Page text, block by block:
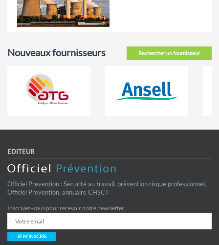
Rechercher un fournisseur
Nouveaux fournisseurs
EDITEUR
Officiel Prevention : Sécurité au travail, prévention risque professionnel.
Officiel Prevention, annuaire CHSCT
Inscrivez-vous pour recevoir notre newsletter
JE M'INSCRIS